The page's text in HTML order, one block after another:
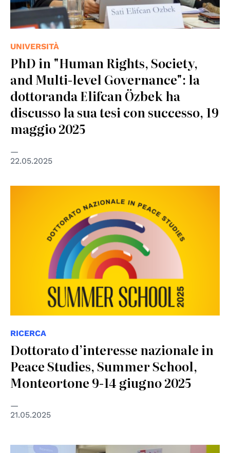
UNIVERSITÀ
PhD in "Human Rights, Society,
and Multi-level Governance": la
dottoranda Elifcan Özbek ha
discusso la sua tesi con successo, 19
maggio 2025
22.05.2025
RICERCA
Dottorato d’interesse nazionale in
Peace Studies, Summer School,
Monteortone 9-14 giugno 2025
21.05.2025